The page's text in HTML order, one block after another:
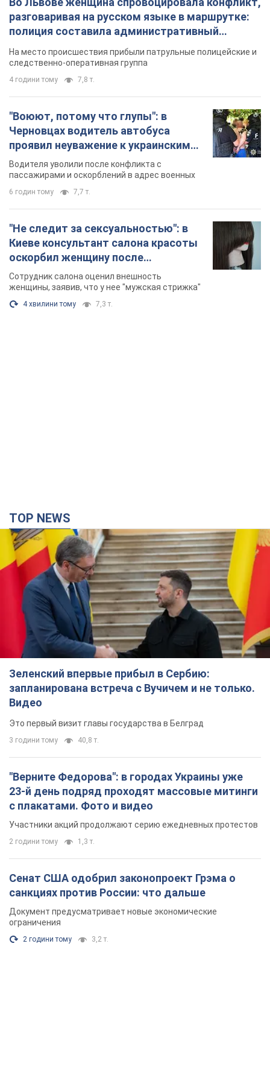
Видео
пассажирами и оскорблений в адрес военных
6 годин тому
"Не следит за сексуальностью": в
Киеве консультант салона красоты
Фото
женщины, заявив, что у нее "мужская стрижка"
4 хвилини тому 7,3 т.
запланирована встреча с Вучичем и не только.
Видео
Это первый визит главы государства в Белград
3 години тому 40,8 т.
"Верните Федорова": в городах Украины уже
23-й день подряд проходят массовые митинги
с плакатами. Фото и видео
Участники акций продолжают серию ежедневных протестов
2 години тому 1,3 т.
Сенат США одобрил законопроект Грэма о
санкциях против России: что дальше
Документ предусматривает новые экономические
2 години тому